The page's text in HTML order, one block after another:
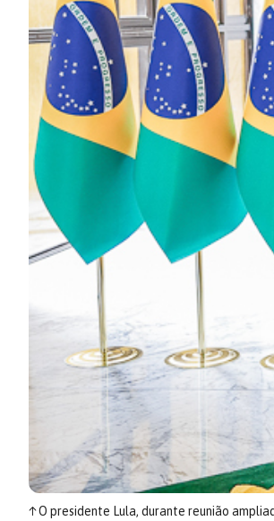
↑O presidente Lula, durante reunião